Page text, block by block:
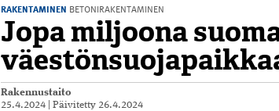
RAKENTAMINEN BETONIRAKENTAMINEN
Jopa miljoona
Rakennustaito
25.4.2024 |Päivitetty 26.4.2024